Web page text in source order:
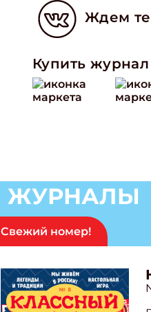
Ждем
Купить журнал
ЖУРНАЛЫ
Свежий номер!